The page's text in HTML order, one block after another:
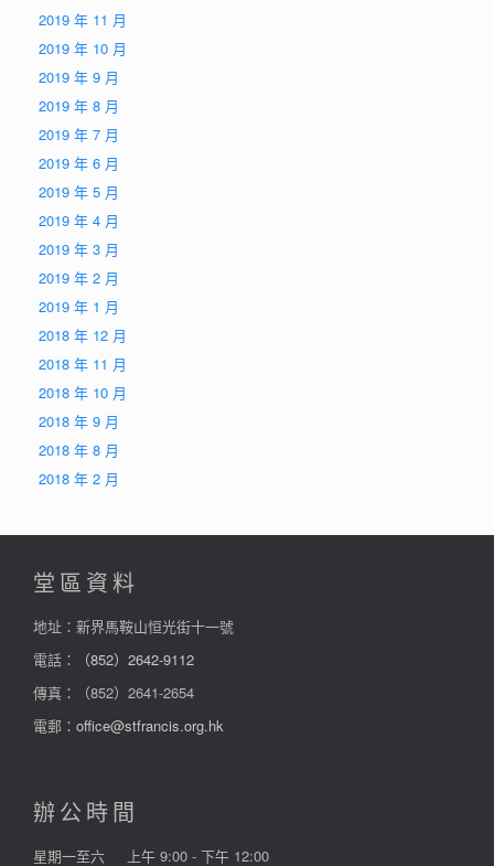
2019 年 11 月
2019 年 10 月
2019 年 9 月
2019 年 8 月
2019 年 7 月
2019 年 6 月
2019 年 5 月
2019 年 4 月
2019 年 3 月
2019 年 2 月
2019 年 1 月
2018 年 12 月
2018 年 11 月
2018 年 10 月
2018 年 9 月
2018 年 8 月
2018 年 2 月
堂區資料
地址：新界馬鞍山恒光街十一號
電話：
（852）2642-9112
傳真：（852）2641-2654
電郵： office@stfrancis.org.hk
辦公時間
星期一至六 上午 9:00 - 下午 12:00